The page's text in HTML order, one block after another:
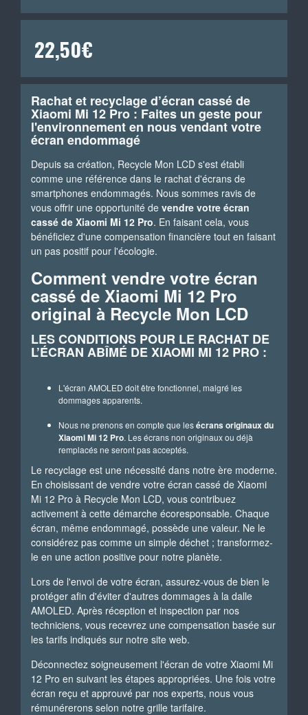
22,50€
Rachat et recyclage d’écran cassé de
Xiaomi Mi 12 Pro : Faites un geste pour
l'environnement en nous vendant votre
écran endommagé
Depuis sa création, Recycle Mon LCD s'est établi
comme une référence dans le rachat d'écrans de
smartphones endommagés. Nous sommes ravis de
vous offrir une opportunité de vendre votre écran
cassé de Xiaomi Mi 12 Pro. En faisant cela, vous
bénéficiez d'une compensation financière tout en faisant
un pas positif pour l'écologie.
Comment vendre votre écran
cassé de Xiaomi Mi 12 Pro
original à Recycle Mon LCD
LES CONDITIONS POUR LE RACHAT DE
L’ÉCRAN ABÎMÉ DE XIAOMI MI 12 PRO :
L'écran AMOLED doit être fonctionnel, malgré les
dommages apparents.
Nous ne prenons en compte que lesécrans originaux du
Xiaomi Mi 12 Pro. Les écrans non originaux ou déjà
remplacés ne seront pas acceptés.
Le recyclage est une nécessité dans notre ère moderne.
En choisissant de vendre votre écran cassé de Xiaomi
Mi 12 Pro à Recycle Mon LCD, vous contribuez
activement à cette démarche écoresponsable. Chaque
écran, même endommagé, possède une valeur. Ne le
considérez pas comme un simple déchet ; transformez-
le en une action positive pour notre planète.
Lors de l'envoi de votre écran, assurez-vous de bien le
protéger afin d'éviter d'autres dommages à la dalle
AMOLED. Après réception et inspection par nos
techniciens, vous recevrez une compensation basée sur
les tarifs indiqués sur notre site web.
Déconnectez soigneusement l'écran de votre Xiaomi Mi
12 Pro en suivant les étapes appropriées. Une fois votre
écran reçu et approuvé par nos experts, nous vous
rémunérerons selon notre grille tarifaire.